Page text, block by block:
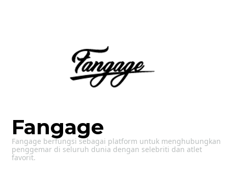
Fangage
Fangage berfungsi sebagai platform untuk menghubungkan
penggemar di seluruh dunia dengan selebriti dan atlet
favorit.